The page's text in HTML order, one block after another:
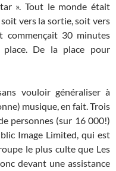
». Tout le monde était
vers la sortie, soit vers
commençait 30 minutes
De la place pour
vouloir généraliser à
musique, en fait. Trois
personnes (sur 16 000!)
Image Limited, qui est
le plus culte que Les
devant une assistance